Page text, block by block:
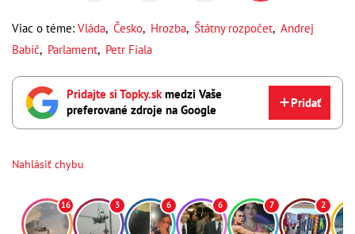
Viac o téme: Vláda, Česko, Hrozba, Štátny rozpočet, Andrej
Babič, Parlament, Petr Fiala
Pridajte si Topky.skmedzi Vaše
preferované zdroje na Google
Pridať
Nahlásiť chybu
16 3 6 6 7 2